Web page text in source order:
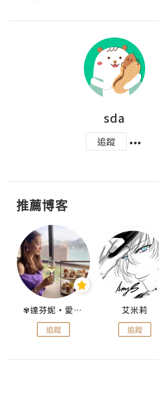
sda
追蹤
推薦博客
✾達芬妮•愛孩子•愛生活✾
追蹤
艾米莉
追蹤